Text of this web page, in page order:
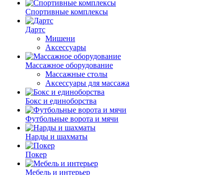
Спортивные комплексы
Дартс
Мишени
Аксессуары
Массажное оборудование
Массажные столы
Аксессуары для массажа
Бокс и единоборства
Футбольные ворота и мячи
Нарды и шахматы
Покер
Мебель и интерьер